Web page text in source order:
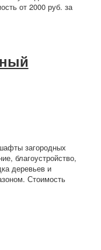
от 2000 руб. за
загородных
благоустройство,
деревьев и
Стоимость